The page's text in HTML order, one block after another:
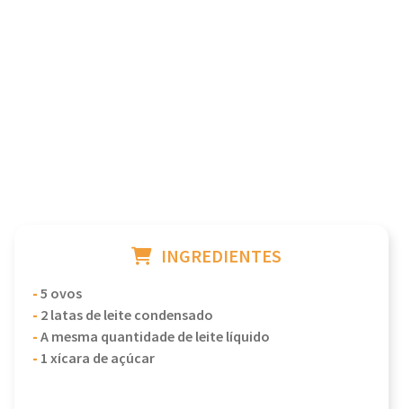
INGREDIENTES
-5 ovos
- 2 latas de leite condensado
-A mesma quantidade de leite líquido
- 1 xícara de açúcar